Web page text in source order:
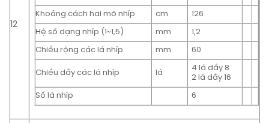
12
Khoảng cách hai mõ nhíp cm 126
Hệ số dạng nhíp (1~1,5) mm 1,2
Chiều rộng các lá nhíp mm 60
Chiều dầy các lá nhíp lá
4 lá dầy 8
2 lá dầy 16
Số lá nhíp 6